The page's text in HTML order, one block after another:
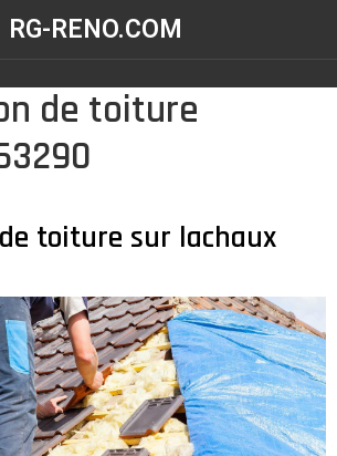
RG-RENO.COM
de toiture
toiture sur lachaux